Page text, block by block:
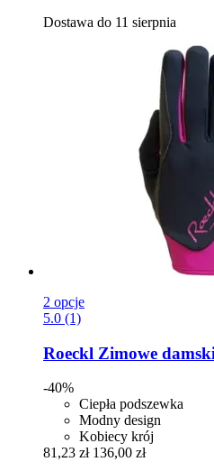
Dostawa do 11 sierpnia
2 opcje
5.0 (1)
Roeckl Zimowe
-40%
Ciepła podszewka
Modny design
Kobiecy krój
81,23 zł 136,00 zł